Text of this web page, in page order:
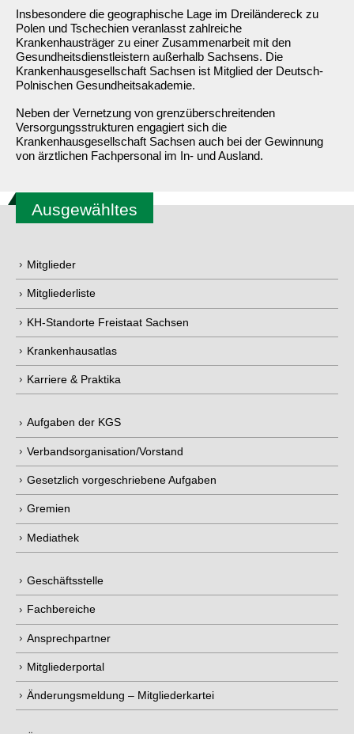
Insbesondere die geographische Lage im Dreiländereck zu
Polen und Tschechien veranlasst zahlreiche
Krankenhausträger zu einer Zusammenarbeit mit den
Gesundheitsdienstleistern außerhalb Sachsens. Die
Krankenhausgesellschaft Sachsen ist Mitglied der Deutsch-
Polnischen Gesundheitsakademie.
Neben der Vernetzung von grenzüberschreitenden
Versorgungsstrukturen engagiert sich die
Krankenhausgesellschaft Sachsen auch bei der Gewinnung
von ärztlichen Fachpersonal im In- und Ausland.
Ausgewähltes
Mitglieder
Mitgliederliste
KH-Standorte Freistaat Sachsen
Krankenhausatlas
Karriere & Praktika
Aufgaben der KGS
Verbandsorganisation/Vorstand
Gesetzlich vorgeschriebene Aufgaben
Gremien
Mediathek
Geschäftsstelle
Fachbereiche
Ansprechpartner
Mitgliederportal
Änderungsmeldung – Mitgliederkartei